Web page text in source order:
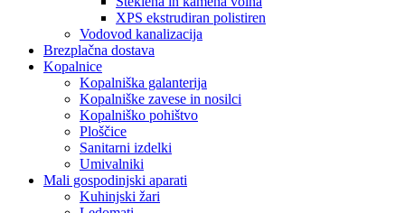
XPS ekstrudiran polistiren
Vodovod kanalizacija
Brezplačna dostava
Kopalnice
Kopalniška galanterija
Kopalniške zavese in nosilci
Kopalniško pohištvo
Ploščice
Sanitarni izdelki
Umivalniki
Mali gospodinjski aparati
Kuhinjski žari